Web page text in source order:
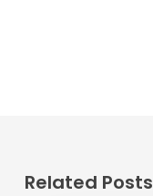
Related Posts